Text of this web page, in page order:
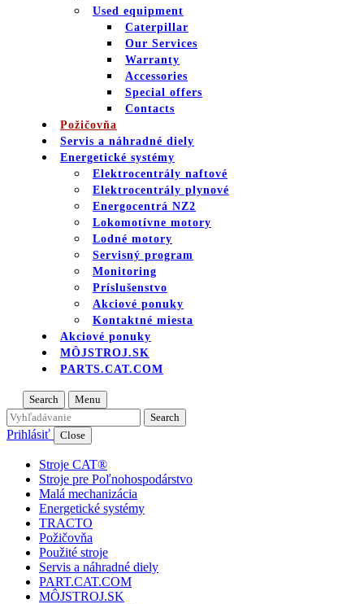
Used equipment
Caterpillar
Our Services
Warranty
Accessories
Special offers
Contacts
Požičovňa
Servis a náhradné diely
Energetické systémy
Elektrocentrály naftové
Elektrocentrály plynové
Energocentrá NZ2
Lokomotívne motory
Lodné motory
Servisný program
Monitoring
Príslušenstvo
Akciové ponuky
Kontaktné miesta
Akciové ponuky
MÔJSTROJ.SK
PARTS.CAT.COM
Search Menu
Prihlásiť Close
Stroje CAT®
Stroje pre Poľnohospodárstvo
Malá mechanizácia
Energetické systémy
TRACTO
Požičovňa
Použité stroje
Servis a náhradné diely
PART.CAT.COM
MÔJSTROJ.SK